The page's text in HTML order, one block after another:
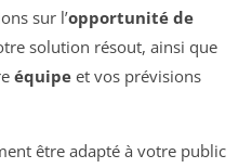
sur l’opportunité de
solution résout, ainsi que
équipe et vos prévisions
être adapté à votre public